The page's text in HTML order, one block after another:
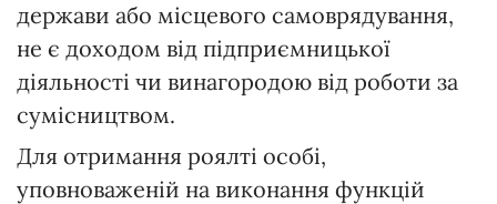
держави або місцевого самоврядування,
не є доходом від підприємницької
діяльності чи винагородою від роботи за
сумісництвом.
Для отримання роялті особі,
уповноваженій на виконання функцій